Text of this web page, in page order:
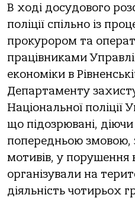
В ході досудового
поліції спільно із
прокурором та
працівниками
економіки в
Департаменту
Національної поліції
що підозрювані,
попередньою змовою,
мотивів, у порушення
організували на
діяльність чотирьох